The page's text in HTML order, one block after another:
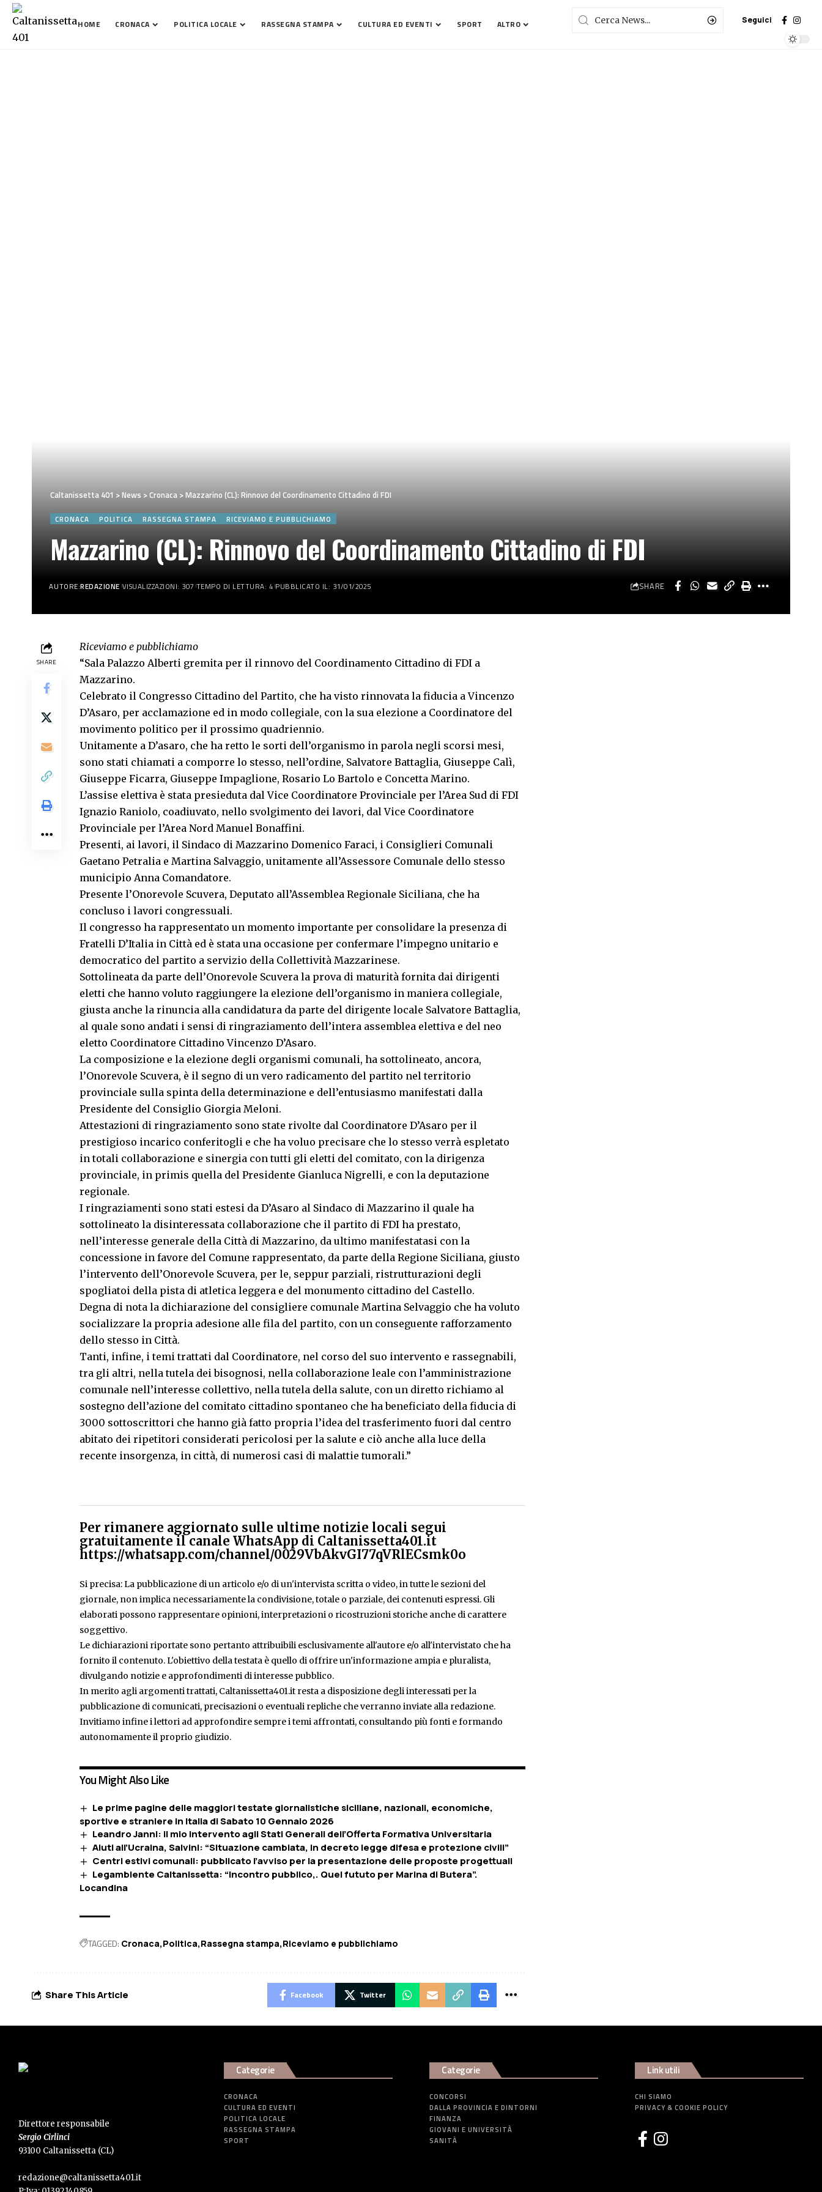
HOME CRONACA POLITICA LOCALE RASSEGNA STAMPA CULTURA ED EVENTI SPORT ALTRO Seguici
Caltanissetta 401 >News >Cronaca >Mazzarino (CL): Rinnovo del Coordinamento Cittadino di FDI
CRONACA POLITICA RASSEGNA STAMPA RICEVIAMO E PUBBLICHIAMO
Mazzarino (CL): Rinnovo del Coordinamento Cittadino di FDI
AUTORE:REDAZIONE VISUALIZZAZIONI: 307 TEMPO DI LETTURA: 4 PUBBLICATO IL: 31/01/2025 SHARE
SHARE
Riceviamo e pubblichiamo
“Sala Palazzo Alberti gremita per il rinnovo del Coordinamento Cittadino di FDI a
Mazzarino.
Celebrato il Congresso Cittadino del Partito, che ha visto rinnovata la fiducia a Vincenzo
D’Asaro, per acclamazione ed in modo collegiale, con la sua elezione a Coordinatore del
movimento politico per il prossimo quadriennio.
Unitamente a D’asaro, che ha retto le sorti dell’organismo in parola negli scorsi mesi,
sono stati chiamati a comporre lo stesso, nell’ordine, Salvatore Battaglia, Giuseppe Calì,
Giuseppe Ficarra, Giuseppe Impaglione, Rosario Lo Bartolo e Concetta Marino.
L’assise elettiva è stata presieduta dal Vice Coordinatore Provinciale per l’Area Sud di FDI
Ignazio Raniolo, coadiuvato, nello svolgimento dei lavori, dal Vice Coordinatore
Provinciale per l’Area Nord Manuel Bonaffini.
Presenti, ai lavori, il Sindaco di Mazzarino Domenico Faraci, i Consiglieri Comunali
Gaetano Petralia e Martina Salvaggio, unitamente all’Assessore Comunale dello stesso
municipio Anna Comandatore.
Presente l’Onorevole Scuvera, Deputato all’Assemblea Regionale Siciliana, che ha
concluso i lavori congressuali.
Il congresso ha rappresentato un momento importante per consolidare la presenza di
Fratelli D’Italia in Città ed è stata una occasione per confermare l’impegno unitario e
democratico del partito a servizio della Collettività Mazzarinese.
Sottolineata da parte dell’Onorevole Scuvera la prova di maturità fornita dai dirigenti
eletti che hanno voluto raggiungere la elezione dell’organismo in maniera collegiale,
giusta anche la rinuncia alla candidatura da parte del dirigente locale Salvatore Battaglia,
al quale sono andati i sensi di ringraziamento dell’intera assemblea elettiva e del neo
eletto Coordinatore Cittadino Vincenzo D’Asaro.
La composizione e la elezione degli organismi comunali, ha sottolineato, ancora,
l’Onorevole Scuvera, è il segno di un vero radicamento del partito nel territorio
provinciale sulla spinta della determinazione e dell’entusiasmo manifestati dalla
Presidente del Consiglio Giorgia Meloni.
Attestazioni di ringraziamento sono state rivolte dal Coordinatore D’Asaro per il
prestigioso incarico conferitogli e che ha voluo precisare che lo stesso verrà espletato
in totali collaborazione e sinergia con tutti gli eletti del comitato, con la dirigenza
provinciale, in primis quella del Presidente Gianluca Nigrelli, e con la deputazione
regionale.
I ringraziamenti sono stati estesi da D’Asaro al Sindaco di Mazzarino il quale ha
sottolineato la disinteressata collaborazione che il partito di FDI ha prestato,
nell’interesse generale della Città di Mazzarino, da ultimo manifestatasi con la
concessione in favore del Comune rappresentato, da parte della Regione Siciliana, giusto
l’intervento dell’Onorevole Scuvera, per le, seppur parziali, ristrutturazioni degli
spogliatoi della pista di atletica leggera e del monumento cittadino del Castello.
Degna di nota la dichiarazione del consigliere comunale Martina Selvaggio che ha voluto
socializzare la propria adesione alle fila del partito, con un conseguente rafforzamento
dello stesso in Città.
Tanti, infine, i temi trattati dal Coordinatore, nel corso del suo intervento e rassegnabili,
tra gli altri, nella tutela dei bisognosi, nella collaborazione leale con l’amministrazione
comunale nell’interesse collettivo, nella tutela della salute, con un diretto richiamo al
sostegno dell’azione del comitato cittadino spontaneo che ha beneficiato della fiducia di
3000 sottoscrittori che hanno già fatto propria l’idea del trasferimento fuori dal centro
abitato dei ripetitori considerati pericolosi per la salute e ciò anche alla luce della
recente insorgenza, in città, di numerosi casi di malattie tumorali.”
Per rimanere aggiornato sulle ultime notizie locali segui
gratuitamente il canale WhatsApp di Caltanissetta401.it
https://whatsapp.com/channel/0029VbAkvGI77qVRlECsmk0o
Si precisa: La pubblicazione di un articolo e/o di un'intervista scritta o video, in tutte le sezioni del
giornale, non implica necessariamente la condivisione, totale o parziale, dei contenuti espressi. Gli
elaborati possono rappresentare opinioni, interpretazioni o ricostruzioni storiche anche di carattere
soggettivo.
Le dichiarazioni riportate sono pertanto attribuibili esclusivamente all'autore e/o all'intervistato che ha
fornito il contenuto. L'obiettivo della testata è quello di offrire un'informazione ampia e pluralista,
divulgando notizie e approfondimenti di interesse pubblico.
In merito agli argomenti trattati, Caltanissetta401.it resta a disposizione degli interessati per la
pubblicazione di comunicati, precisazioni o eventuali repliche che verranno inviate alla redazione.
Invitiamo infine i lettori ad approfondire sempre i temi affrontati, consultando più fonti e formando
autonomamente il proprio giudizio.
You Might Also Like
Le prime pagine delle maggiori testate giornalistiche siciliane, nazionali, economiche,
sportive e straniere in Italia di Sabato 10 Gennaio 2026
Leandro Janni: il mio intervento agli Stati Generali dell’Offerta Formativa Universitaria
Aiuti all’Ucraina, Salvini: “Situazione cambiata, in decreto legge difesa e protezione civili”
Centri estivi comunali: pubblicato l’avviso per la presentazione delle proposte progettuali
Legambiente Caltanissetta: “Incontro pubblico,. Quel fututo per Marina di Butera”.
Locandina
TAGGED: Cronaca Politica Rassegna stampa Riceviamo e pubblichiamo
Share This Article Facebook Twitter
Direttore responsabile
Sergio Cirlinci
93100 Caltanissetta (CL)
redazione@caltanissetta401.it
Categorie
CRONACA
CULTURA ED EVENTI
POLITICA LOCALE
RASSEGNA STAMPA
SPORT
Categorie
CONCORSI
DALLA PROVINCIA E DINTORNI
FINANZA
GIOVANI E UNIVERSITÀ
SANITÀ
Link utili
CHI SIAMO
PRIVACY & COOKIE POLICY